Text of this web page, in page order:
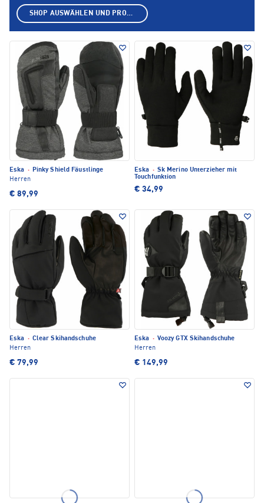
Eska · Pinky Shield Fäustlinge
Herren
€ 89,99
Eska · Sk Merino Unterzieher mit
Touchfunktion
€ 34,99
Eska · Clear Skihandschuhe
Herren
€ 79,99
Eska · Voozy GTX Skihandschuhe
Herren
€ 149,99
SHOP AUSWÄHLEN UND PRODUKTE ANZEIGEN